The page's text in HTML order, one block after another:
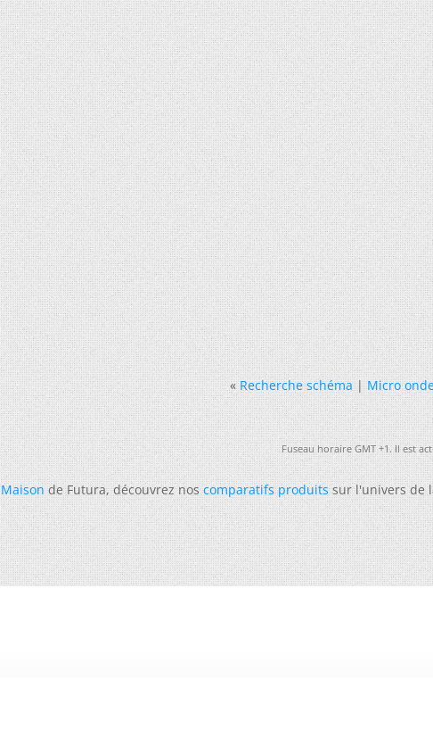
« Recherche schéma|Micro
Fuseau horaire GMT +1. Il est
Maisonde Futura, découvrez noscomparatifs produitssur l'univers de